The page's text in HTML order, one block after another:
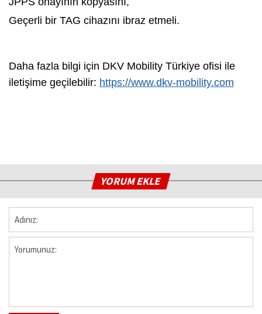
Geçerli bir TAG cihazını ibraz etmeli.
Daha fazla bilgi için DKV Mobility Türkiye ofisi ile
iletişime geçilebilir: https://www.dkv-mobility.com
YORUM EKLE